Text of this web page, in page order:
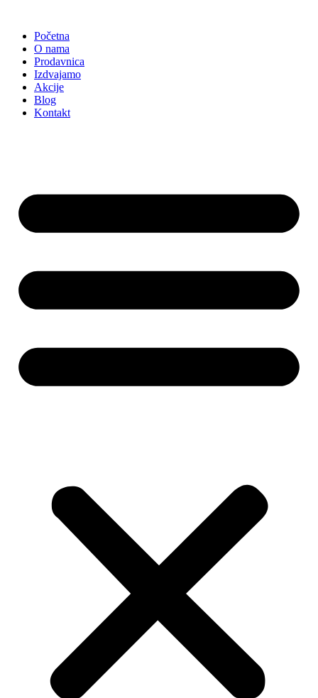
sadržajPočetna
O nama
Prodavnica
Izdvajamo
Akcije
Blog
Kontakt